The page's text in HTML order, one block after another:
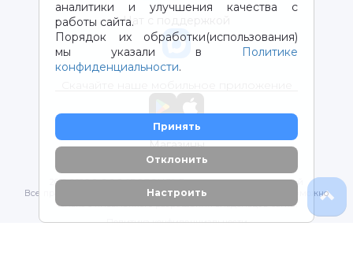
аналитики и улучшения качества с
работы сайта.
Порядок их обработки(использования)
мы указали в
Политике
конфиденциальности.
Принять
Отклонить
Настроить
Чат с поддержкой
Магазины
2012-2026 © ООО "ВОТОНЯ". Детские товары с доставкой
Все права защищены. Любое использование материалов возможно
только с письменного разрешения владельцев сайта.
Политика конфиденциальности